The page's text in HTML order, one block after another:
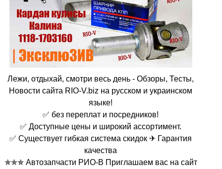
Лежи, отдыхай, смотри весь день - Обзоры, Тесты,
Новости сайта RIO-V.biz на русском и украинском
языке!
✅ без переплат и посредников!
✅ Доступные цены и широкий ассортимент.
✅ Существует гибкая система скидок ✈ Гарантия
качества
✯✯✯ Автозапчасти РИО-В Приглашаем вас на сайт